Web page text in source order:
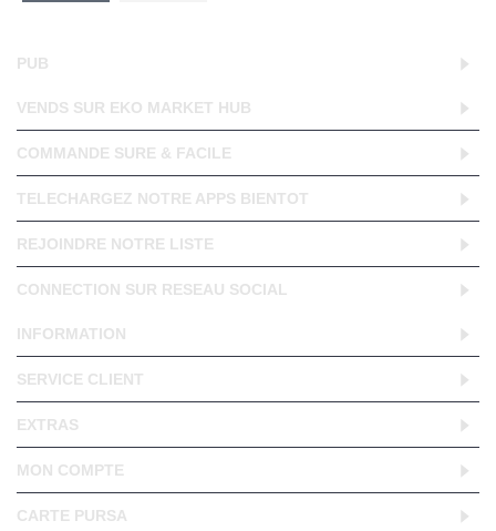
PUB
VENDS SUR EKO MARKET HUB
COMMANDE SURE & FACILE
TELECHARGEZ NOTRE APPS BIENTOT
REJOINDRE NOTRE LISTE
CONNECTION SUR RESEAU SOCIAL
INFORMATION
SERVICE CLIENT
EXTRAS
MON COMPTE
CARTE PURSA